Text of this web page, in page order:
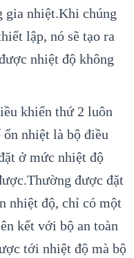
gia nhiệt.Khi chúng
lập, nó sẽ tạo ra
nhiệt độ không
khiển thứ 2 luôn
ổn nhiệt là bộ điều
ở mức nhiệt độ
được đặt
nhiệt độ, chỉ có một
kết với bộ an toàn
tới nhiệt độ mà bộ